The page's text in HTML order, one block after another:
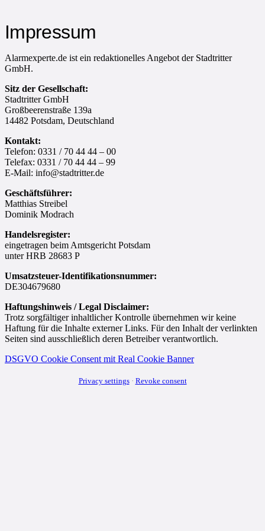
Impressum
Alarmexperte.de ist ein redaktionelles Angebot der Stadtritter
GmbH.
Sitz der Gesellschaft:
Stadtritter GmbH
Großbeerenstraße 139a
14482 Potsdam, Deutschland
Kontakt:
Telefon: 0331 / 70 44 44 – 00
Telefax: 0331 / 70 44 44 – 99
E-Mail: info@stadtritter.de
Geschäftsführer:
Matthias Streibel
Dominik Modrach
Handelsregister:
eingetragen beim Amtsgericht Potsdam
unter HRB 28683 P
Umsatzsteuer-Identifikationsnummer:
DE304679680
Haftungshinweis / Legal Disclaimer:
Trotz sorgfältiger inhaltlicher Kontrolle übernehmen wir keine
Haftung für die Inhalte externer Links. Für den Inhalt der verlinkten
Seiten sind ausschließlich deren Betreiber verantwortlich.
DSGVO Cookie Consent mit Real Cookie Banner
Privacy settings · Revoke consent